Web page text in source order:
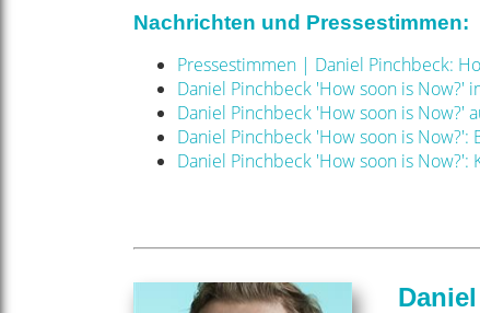
Nachrichten und Pressestimmen:
Pressestimmen | Daniel Pinchbeck:
Daniel Pinchbeck 'How soon is Now?'
Daniel Pinchbeck 'How soon is Now?'
Daniel Pinchbeck 'How soon is Now?':
Daniel Pinchbeck 'How soon is Now?':